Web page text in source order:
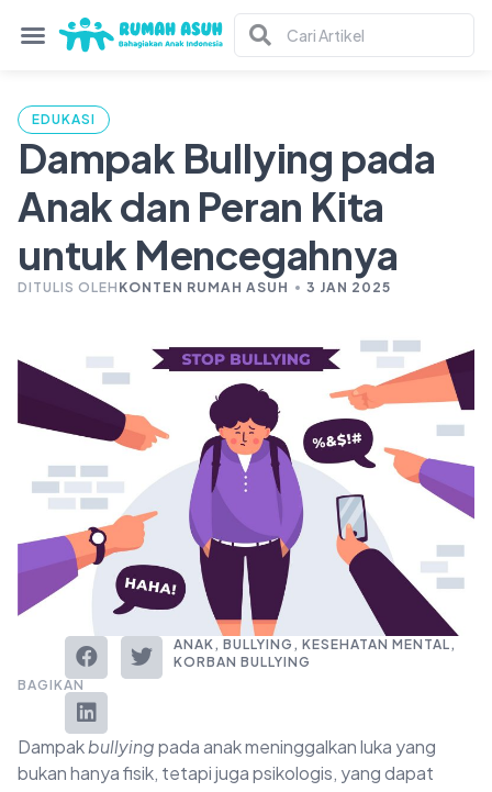
EDUKASI
Dampak Bullying pada
Anak dan Peran Kita
untuk Mencegahnya
DITULIS OLEH KONTEN RUMAH ASUH 3 JAN 2025
BAGIKAN
ANAK,BULLYING ,KESEHATAN MENTAL,
KORBAN BULLYING
Dampakbullyingpada anak meninggalkan luka yang
bukan hanya fisik, tetapi juga psikologis, yang dapat